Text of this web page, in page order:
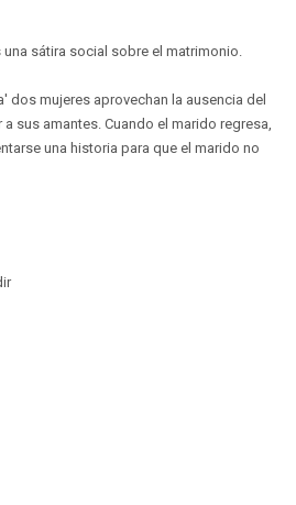
sátira social sobre el matrimonio.
dos mujeres aprovechan la ausencia del
sus amantes. Cuando el marido regresa,
una historia para que el marido no